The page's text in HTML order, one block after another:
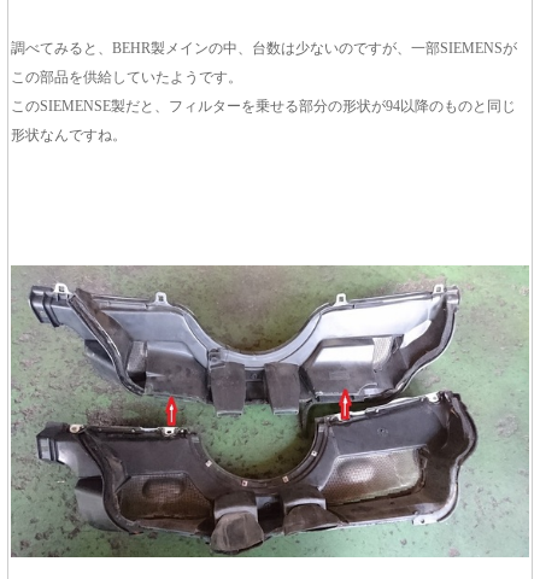
調べてみると、BEHR製メインの中、台数は少ないのですが、一部SIEMENSが
この部品を供給していたようです。
このSIEMENSE製だと、フィルターを乗せる部分の形状が94以降のものと同じ
形状なんですね。